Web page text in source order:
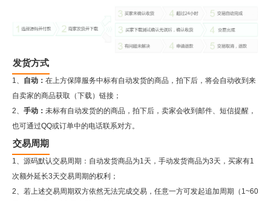
发货方式
1、 自动： 在上方保障服务中标有自动发货的商品，拍下后，将会自动收到来
自卖家的商品获取（下载）链接；
2、 手动： 未标有自动发货的的商品，拍下后，卖家会收到邮件、短信提醒，
也可通过QQ或订单中的电话联系对方。
交易周期
1、源码默认交易周期：自动发货商品为1天，手动发货商品为3天，买家有1
次额外延长3天交易周期的权利；
2、若上述交易周期双方依然无法完成交易，任意一方可发起追加周期（1~60